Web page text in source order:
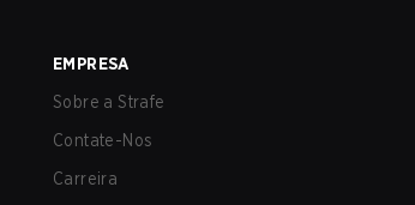
EMPRESA
Sobre a Strafe
Contate-Nos
Carreira